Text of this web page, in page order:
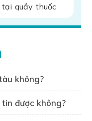
quầy thuốc
gia. Với kiến
kinh nghiệm,
những kiến
dành cho
không?
được không?